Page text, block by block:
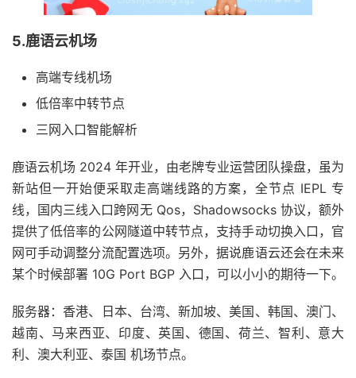
5.鹿语云机场
高端专线机场
低倍率中转节点
三网入口智能解析
鹿语云机场 2024 年开业，由老牌专业运营团队操盘，虽为
新站但一开始便采取走高端线路的方案，全节点 IEPL 专
线，国内三线入口跨网无 Qos，Shadowsocks 协议，额外
提供了低倍率的公网隧道中转节点，支持手动切换入口，官
网可手动调整分流配置选项。另外，据说鹿语云还会在未来
某个时候部署 10G Port BGP 入口，可以小小的期待一下。
服务器：香港、日本、台湾、新加坡、美国、韩国、澳门、
越南、马来西亚、印度、英国、德国、荷兰、智利、意大
利、澳大利亚、泰国 机场节点。